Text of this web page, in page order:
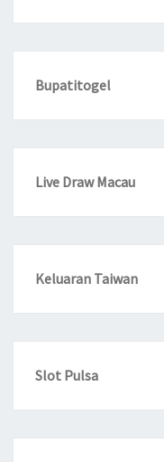
Bupatitogel
Live Draw Macau
Keluaran Taiwan
Slot Pulsa